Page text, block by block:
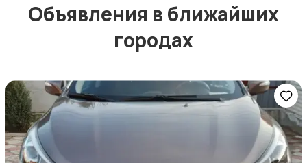
Объявления в ближайших
городах